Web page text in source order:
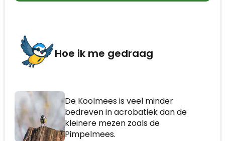
Hoe ik me gedraag
De Koolmees is veel minder
bedreven in acrobatiek dan de
kleinere mezen zoals de
Pimpelmees.